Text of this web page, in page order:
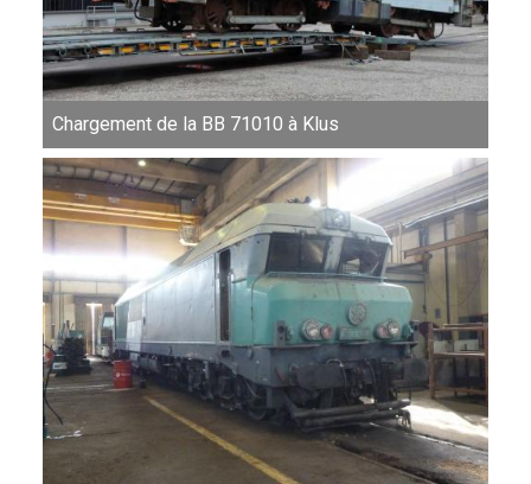
Chargement de la BB 71010 à Klus